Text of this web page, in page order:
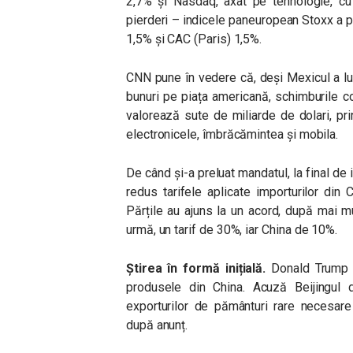
pierderi – indicele paneuropean Stoxx a
1,5% și CAC (Paris) 1,5%.
CNN pune în vedere că, deși Mexicul a
bunuri pe piața americană, schimburile
valorează sute de miliarde de dolari,
electronicele, îmbrăcămintea și mobila.
De când și-a preluat mandatul, la final de
redus tarifele aplicate importurilor din
Părțile au ajuns la un acord, după mai
urmă, un tarif de 30%, iar China de 10%.
Știrea în formă inițială. Donald
produsele din China. Acuză Beijingul
exporturilor de pământuri rare
după anunț.